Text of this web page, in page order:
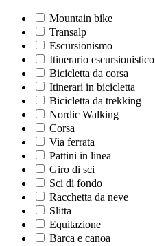
Mountain bike
Transalp
Escursionismo
Itinerario escursionistico
Bicicletta da corsa
Itinerari in bicicletta
Bicicletta da trekking
Nordic Walking
Corsa
Via ferrata
Pattini in linea
Giro di sci
Sci di fondo
Racchetta da neve
Slitta
Equitazione
Barca e canoa